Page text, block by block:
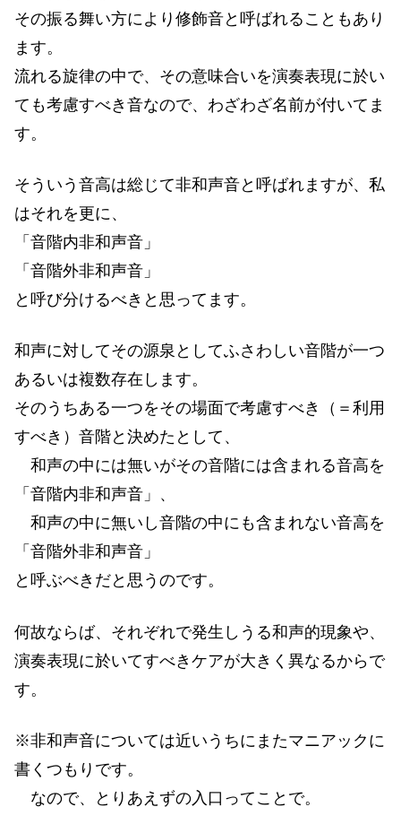
その振る舞い方により修飾音と呼ばれることもあり
ます。
流れる旋律の中で、その意味合いを演奏表現に於い
ても考慮すべき音なので、わざわざ名前が付いてま
す。
そういう音高は総じて非和声音と呼ばれますが、私
はそれを更に、
「音階内非和声音」
「音階外非和声音」
と呼び分けるべきと思ってます。
和声に対してその源泉としてふさわしい音階が一つ
あるいは複数存在します。
そのうちある一つをその場面で考慮すべき（＝利用
すべき）音階と決めたとして、
和声の中には無いがその音階には含まれる音高を
「音階内非和声音」、
和声の中に無いし音階の中にも含まれない音高を
「音階外非和声音」
と呼ぶべきだと思うのです。
何故ならば、それぞれで発生しうる和声的現象や、
演奏表現に於いてすべきケアが大きく異なるからで
す。
※非和声音については近いうちにまたマニアックに
書くつもりです。
なので、とりあえずの入口ってことで。